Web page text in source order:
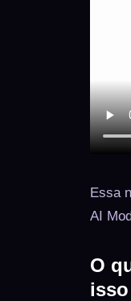
Essa
AI
O